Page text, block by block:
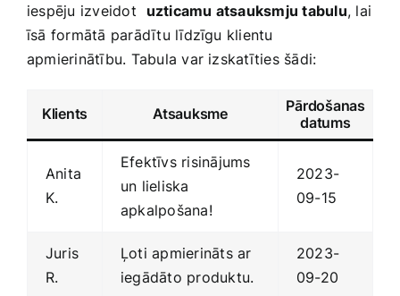
iespēju izveidot ⁣ uzticamu atsauksmju tabulu, lai
īsā‌ formātā parādītu ‌līdzīgu klientu
apmierinātību. Tabula‍ var izskatīties šādi:
Klients Atsauksme
Pārdošanas⁣
datums
Anita
K.
Efektīvs risinājums
un lieliska
apkalpošana!
2023-
09-15
Juris
⁤R.
Ļoti apmierināts ar
iegādāto produktu.
2023-
09-20